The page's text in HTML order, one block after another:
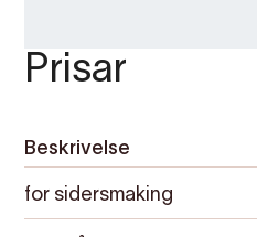
Prisar
Beskrivelse
for sidersmaking